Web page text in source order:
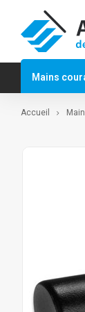
Mains
Accueil